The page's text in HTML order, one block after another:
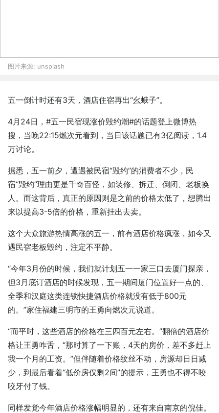
图片来源: unsplash
五一倒计时还有3天，酒店住宿再出“幺蛾子”。
4月24日，#五一民宿现涨价毁约潮#的话题登上微博热
搜，当晚22:15燃次元看到，当日该话题已有3亿阅读，1.4
万讨论。
据悉，五一前夕，遭遇被民宿“毁约”的消费者不少，民
宿“毁约”理由更是千奇百怪，如装修、拆迁、倒闭、老板换
人。而这背后，真正的原因则是之前的价格太低了，想腾出
来以提高3-5倍的价格，重新挂出去卖。
这个大众旅游热情高涨的五一，前有酒店价格疯涨，如今又
遇民宿老板毁约，注定不平静。
“今年3月份的时候，我们就计划五一一家三口去厦门探亲，
但3月底订酒店的时候发现，五一期间厦门位置好一点的、
全季和汉庭这类连锁快捷酒店价格就没有低于800元
的。”家住福建三明市的王勇向燃次元说道。
“而平时，这些酒店的价格在三四百元左右。”翻倍的酒店价
格让王勇咋舌，“那时算了一下账，4天的房价，差不多赶上
我一个月的工资。”但伴随着价格纹丝不动，房源却日日减
少，到最后看着“低价房仅剩2间”的提示，王勇也不得不咬
咬牙付了钱。
同样发觉今年酒店价格涨幅明显的，还有来自南京的倪佳。